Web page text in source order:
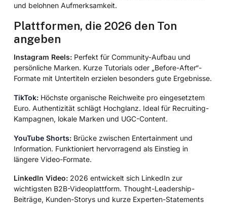
und belohnen Aufmerksamkeit.
Plattformen, die 2026 den Ton
angeben
Instagram Reels: Perfekt für Community-Aufbau und
persönliche Marken. Kurze Tutorials oder „Before-After“-
Formate mit Untertiteln erzielen besonders gute Ergebnisse.
TikTok: Höchste organische Reichweite pro eingesetztem
Euro. Authentizität schlägt Hochglanz. Ideal für Recruiting-
Kampagnen, lokale Marken und UGC-Content.
YouTube Shorts: Brücke zwischen Entertainment und
Information. Funktioniert hervorragend als Einstieg in
längere Video-Formate.
LinkedIn Video: 2026 entwickelt sich LinkedIn zur
wichtigsten B2B-Videoplattform. Thought-Leadership-
Beiträge, Kunden-Storys und kurze Experten-Statements